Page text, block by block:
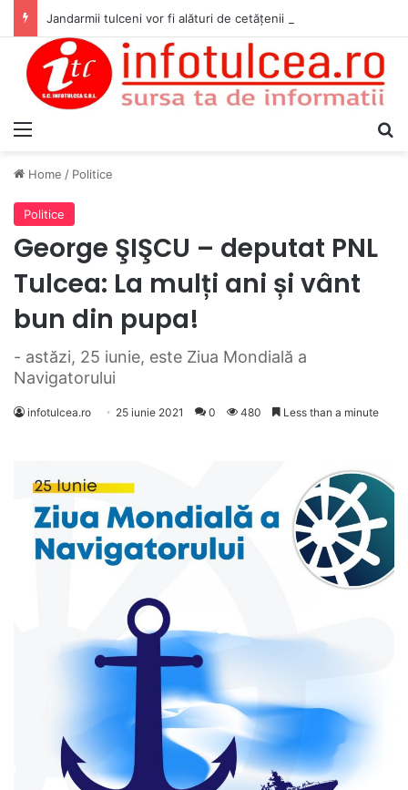
Home / Politice
Politice
George ŞIŞCU – deputat PNL
Tulcea: La mulți ani și vânt
bun din pupa!
- astăzi, 25 iunie, este Ziua Mondială a
Navigatorului
infotulcea.ro 25 iunie 2021 0 480 Less than a minute